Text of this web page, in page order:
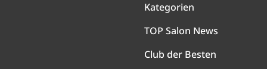
Kategorien
TOP Salon News
Club der Besten